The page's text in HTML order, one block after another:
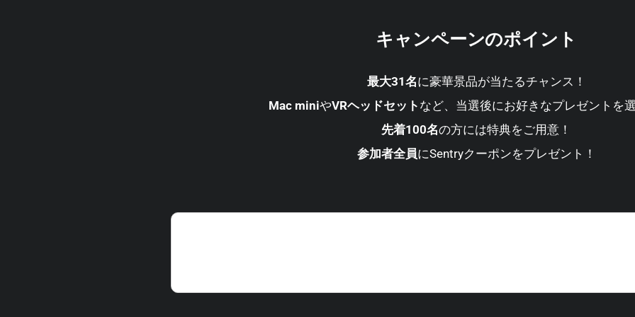
キャンペーンのポイント
最大31名に豪華景品が当たるチャンス！
Mac miniやVRヘッドセット など、当選後にお好きなプレゼントを
先着100名の方には特典をご用意！
参加者全員にSentryクーポンをプレゼント！